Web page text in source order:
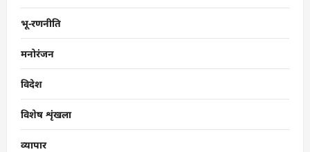
भू-रणनीति
मनोरंजन
विदेश
विशेष शृंखला
व्यापार